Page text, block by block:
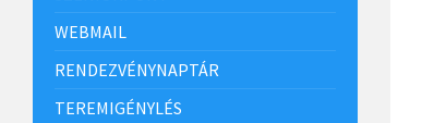
WEBMAIL
RENDEZVÉNYNAPTÁR
TEREMIGÉNYLÉS